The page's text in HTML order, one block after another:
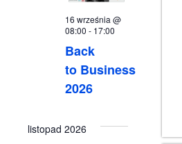
Back
to Business
2026
16 września @
08:00 - 17:00
listopad 2026